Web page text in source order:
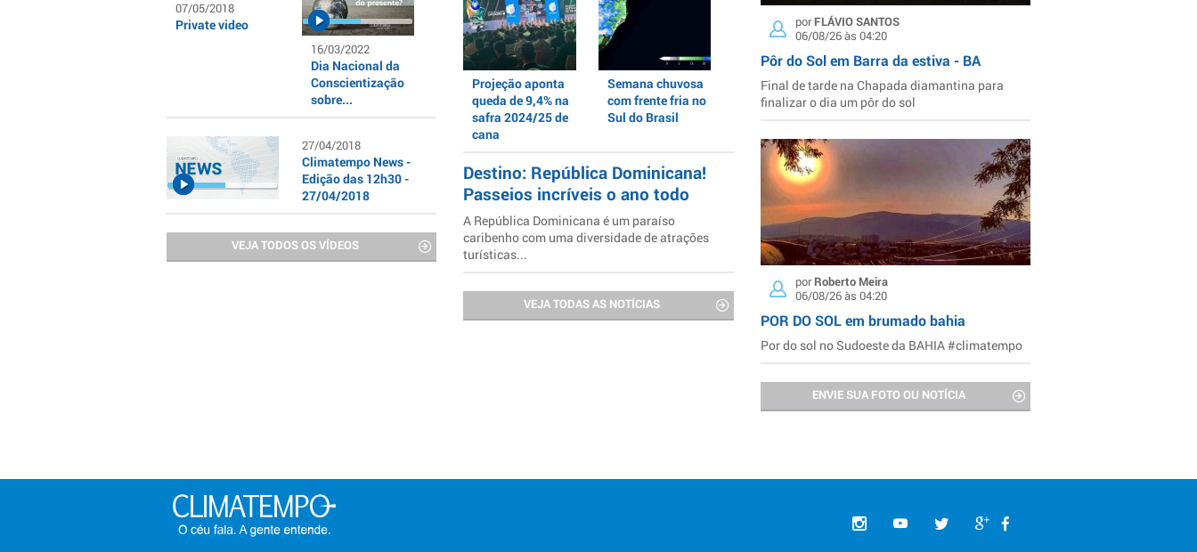
07/05/2018
Private video
16/03/2022
Dia Nacional da
Conscientização
sobre...
27/04/2018
Climatempo News -
Edição das 12h30 -
27/04/2018
VEJA TODOS OS VÍDEOS
Projeção aponta
queda de 9,4% na
safra 2024/25 de
cana
Semana chuvosa
com frente fria no
Sul do Brasil
Destino: República Dominicana!
Passeios incríveis o ano todo
A República Dominicana é um paraíso
caribenho com uma diversidade de atrações
turísticas...
VEJA TODAS AS NOTÍCIAS
porFLÁVIO SANTOS
06/08/26 às 04:20
Pôr do Sol em Barra da estiva - BA
Final de tarde na Chapada diamantina para
finalizar o dia um pôr do sol
porRoberto Meira
06/08/26 às 04:20
POR DO SOL em brumado bahia
Por do sol no Sudoeste da BAHIA #climatempo
ENVIE SUA FOTO OU NOTÍCIA